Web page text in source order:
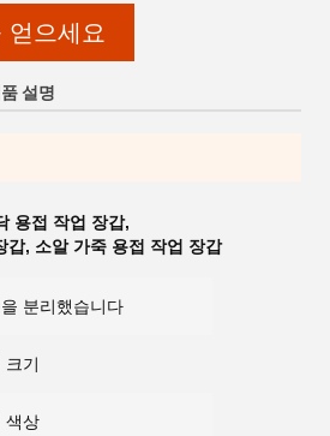
얻으세요
설명
용접 작업 장갑,
갑, 소알 가죽 용접 작업 장갑
분리했습니다
크기
색상